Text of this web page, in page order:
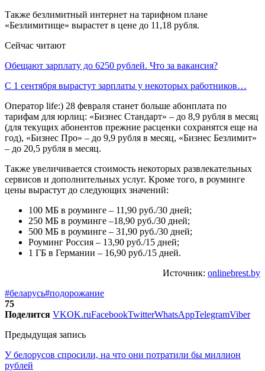
Также безлимитный интернет на тарифном плане
«Безлимитище» вырастет в цене до 11,18 рубля.
Сейчас читают
Обещают зарплату до 6250 рублей. Что за вакансия?
С 1 сентября вырастут зарплаты у некоторых работников…
Оператор life:) 28 февраля станет больше абонплата по
тарифам для юрлиц: «Бизнес Стандарт» – до 8,9 рубля в месяц
(для текущих абонентов прежние расценки сохранятся еще на
год), «Бизнес Про» – до 9,9 рубля в месяц, «Бизнес Безлимит»
– до 20,5 рубля в месяц.
Также увеличивается стоимость некоторых развлекательных
сервисов и дополнительных услуг. Кроме того, в роуминге
цены вырастут до следующих значений:
100 МБ в роуминге – 11,90 руб./30 дней;
250 МБ в роуминге –18,90 руб./30 дней;
500 МБ в роуминге – 31,90 руб./30 дней;
Роуминг Россия – 13,90 руб./15 дней;
1 ГБ в Германии – 16,90 руб./15 дней.
Источник: onlinebrest.by
#беларусь#подорожание
75
Поделится VKOK.ruFacebookTwitterWhatsAppTelegramViber
Предыдущая запись
У белорусов спросили, на что они потратили бы миллион
рублей